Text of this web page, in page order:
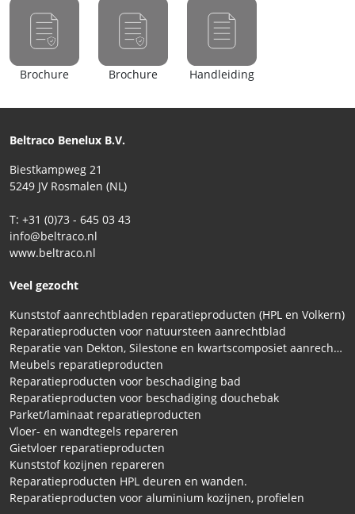
Brochure Brochure Handleiding
Beltraco Benelux B.V.
Biestkampweg 21
5249 JV Rosmalen (NL)
T: +31 (0)73 - 645 03 43
info@beltraco.nl
www.beltraco.nl
Veel gezocht
Kunststof aanrechtbladen reparatieproducten (HPL en Volkern)
Reparatieproducten voor natuursteen aanrechtblad
Reparatie van Dekton, Silestone en kwartscomposiet aanrechtbladen
Meubels reparatieproducten
Reparatieproducten voor beschadiging bad
Reparatieproducten voor beschadiging douchebak
Parket/laminaat reparatieproducten
Vloer- en wandtegels repareren
Gietvloer reparatieproducten
Kunststof kozijnen repareren
Reparatieproducten HPL deuren en wanden.
Reparatieproducten voor aluminium kozijnen, profielen